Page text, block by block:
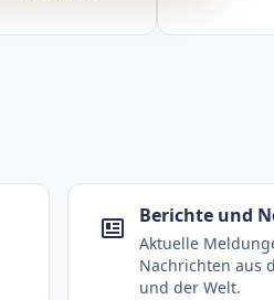
Berichte und
Aktuelle
Nachrichten aus
und der Welt.